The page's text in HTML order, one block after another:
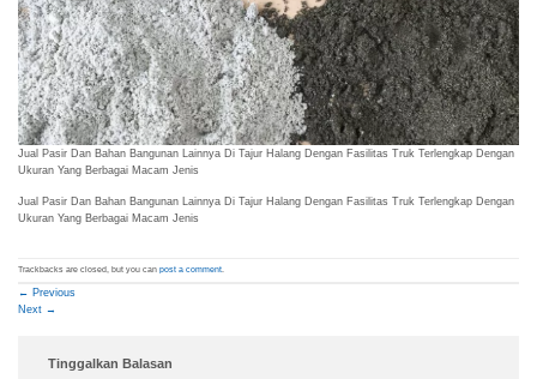
Jual Pasir Dan Bahan Bangunan Lainnya Di Tajur Halang Dengan Fasilitas Truk Terlengkap Dengan
Ukuran Yang Berbagai Macam Jenis
Jual Pasir Dan Bahan Bangunan Lainnya Di Tajur Halang Dengan Fasilitas Truk Terlengkap Dengan
Ukuran Yang Berbagai Macam Jenis
Trackbacks are closed, but you can post a comment.
← Previous
Next →
Tinggalkan Balasan